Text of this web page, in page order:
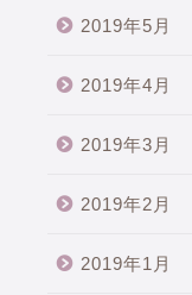
2019年5月
2019年4月
2019年3月
2019年2月
2019年1月